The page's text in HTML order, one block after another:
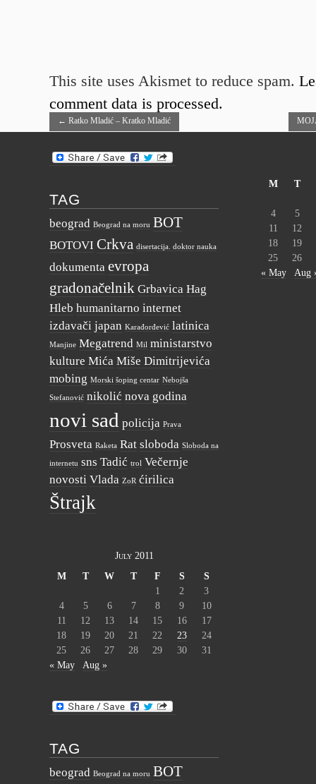
← Ratko Mladić – Kratko Mladić
This site uses Akismet to reduce spam.
comment data is processed.
TAG
beograd Beograd na moru BOT
BOTOVI Crkva disertacija. doktor nauka
dokumenta evropa
gradonačelnik Grbavica Hag
Hleb humanitarno internet
izdavači japan Karađorđević latinica
Manjine Megatrend Mil ministarstvo
kulture Mića Miše Dimitrijevića
mobing Morski šoping centar Nebojša
Stefanović nikolić nova godina
novi sad policija Prava
Prosveta Raketa Rat sloboda Sloboda na
internetu sns Tadić trol Večernje
novosti Vlada ZoR ćirilica
Štrajk
July 2011
M
T W T F S
S
1
2
3
4
5 6 7 8 9
10
11
12 13 14 15 16
17
18
19 20 21 22 23
24
25
26 27 28 29 30
31
« May
Aug »
TAG
beograd Beograd na moru BOT
M T
4
5
11
12
18
19
25
26
« May
Aug